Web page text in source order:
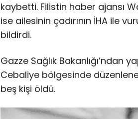
kaybetti. Filistin haber ajansı
ise ailesinin çadırının İHA ile
bildirdi.
Gazze Sağlık Bakanlığı’ndan
Cebaliye bölgesinde
beş kişi öldü.